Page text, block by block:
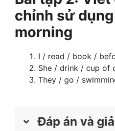
–> Giải thích: Câu này
quen lặp đi lặp lại, nên
Every morning
sáng trong tuần đó,
morning”.
chỉnh sử
morning
I / read / book /
She / drink / cup of
They / go /
Đáp án và